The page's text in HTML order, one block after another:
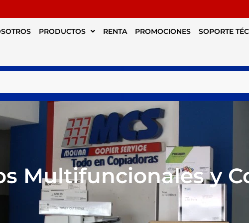
PRODUCTOS RENTA PROMOCIONES SOPORTE
Multifuncionales y